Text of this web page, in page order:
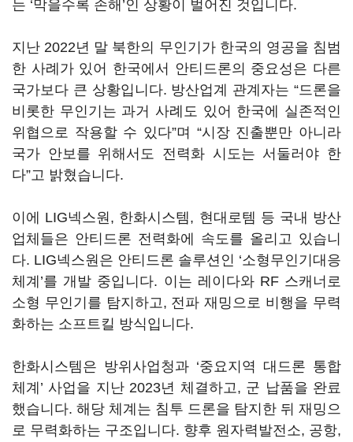
는 ‘막을수록 손해’인 상황이 벌어진 것입니다.
지난 2022년 말 북한의 무인기가 한국의 영공을 침범
한 사례가 있어 한국에서 안티드론의 중요성은 다른
국가보다 큰 상황입니다. 방산업계 관계자는 “드론을
비롯한 무인기는 과거 사례도 있어 한국에 실존적인
위협으로 작용할 수 있다”며 “시장 진출뿐만 아니라
국가 안보를 위해서도 전력화 시도는 서둘러야 한
다”고 밝혔습니다.
이에 LIG넥스원, 한화시스템, 현대로템 등 국내 방산
업체들은 안티드론 전력화에 속도를 올리고 있습니
다. LIG넥스원은 안티드론 솔루션인 ‘소형무인기대응
체계’를 개발 중입니다. 이는 레이다와 RF 스캐너로
소형 무인기를 탐지하고, 전파 재밍으로 비행을 무력
화하는 소프트킬 방식입니다.
한화시스템은 방위사업청과 ‘중요지역 대드론 통합
체계’ 사업을 지난 2023년 체결하고, 군 납품을 완료
했습니다. 해당 체계는 침투 드론을 탐지한 뒤 재밍으
로 무력화하는 구조입니다. 향후 원자력발전소, 공항,